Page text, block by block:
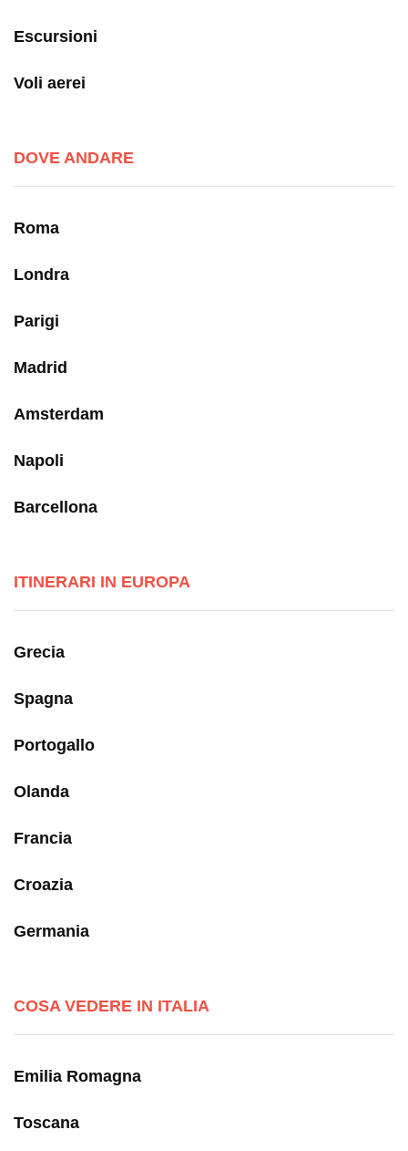
Escursioni
Voli aerei
DOVE ANDARE
Roma
Londra
Parigi
Madrid
Amsterdam
Napoli
Barcellona
ITINERARI IN EUROPA
Grecia
Spagna
Portogallo
Olanda
Francia
Croazia
Germania
COSA VEDERE IN ITALIA
Emilia Romagna
Toscana